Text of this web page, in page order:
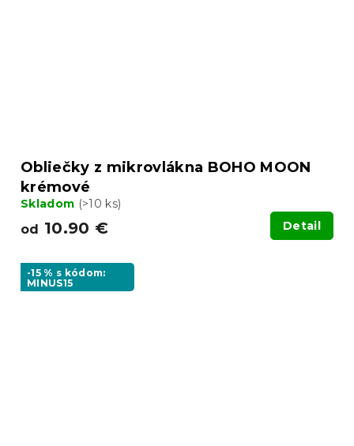
Obliečky z mikrovlákna BOHO MOON
krémové
Skladom (>10 ks)
od 10.90 € Detail
-15 % s kódom:
MINUS15